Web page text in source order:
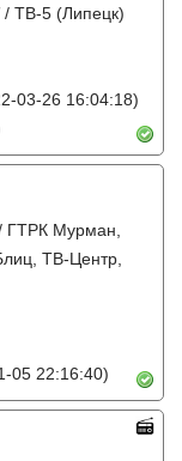
ТВ-5 (Липецк)
03-26 16:04:18)
ГТРК Мурман,
ТВ-Центр,
05 22:16:40)